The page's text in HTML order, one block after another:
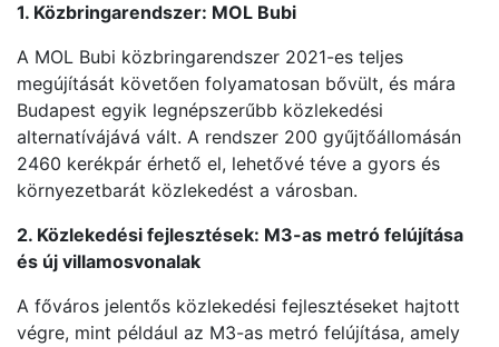
1. Közbringarendszer: MOL Bubi
A MOL Bubi közbringarendszer 2021-es teljes
megújítását követően folyamatosan bővült, és mára
Budapest egyik legnépszerűbb közlekedési
alternatívájává vált. A rendszer 200 gyűjtőállomásán
2460 kerékpár érhető el, lehetővé téve a gyors és
környezetbarát közlekedést a városban.
2. Közlekedési fejlesztések: M3-as metró felújítása
és új villamosvonalak
A főváros jelentős közlekedési fejlesztéseket hajtott
végre, mint például az M3-as metró felújítása, amely